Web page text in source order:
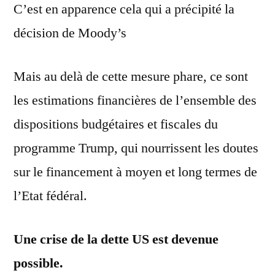
C’est en apparence cela qui a précipité la
décision de Moody’s
Mais au delà de cette mesure phare, ce sont
les estimations financières de l’ensemble des
dispositions budgétaires et fiscales du
programme Trump, qui nourrissent les doutes
sur le financement à moyen et long termes de
l’Etat fédéral.
Une crise de la dette US est devenue
possible.